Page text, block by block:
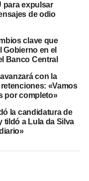
rondaban entre $4
y
lupa
con tarjetas
funcionario, entre
para videojuegos
factura por más de
blanquería.
A esto se suman
para expulsar
de odio
clave que
Gobierno en el
Banco Central
con la
«Vamos
por completo»
la candidatura de
tildó a Lula da Silva